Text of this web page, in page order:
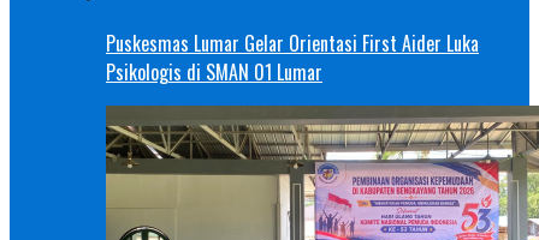
Puskesmas Lumar Gelar Orientasi First Aider Luka
Psikologis di SMAN 01 Lumar